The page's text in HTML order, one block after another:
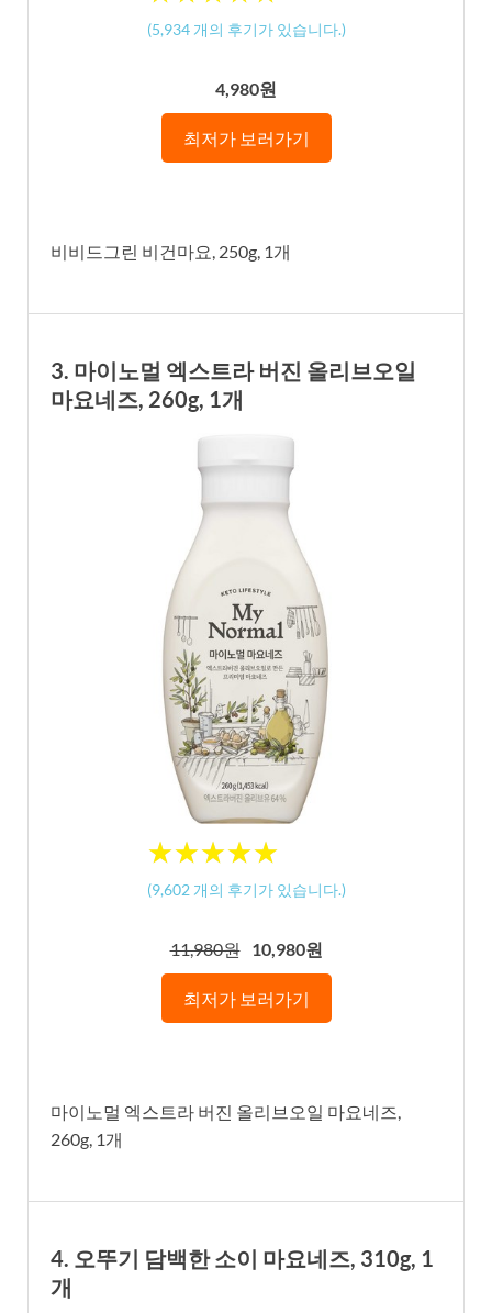
(5,934개의 후기가 있습니다.)
4,980원
최저가 보러가기
비비드그린 비건마요, 250g, 1개
3. 마이노멀 엑스트라 버진 올리브오일
마요네즈, 260g, 1개
★★★★★
★★★★★
(9,602개의 후기가 있습니다.)
11,980원 10,980원
최저가 보러가기
마이노멀 엑스트라 버진 올리브오일 마요네즈,
260g, 1개
4. 오뚜기 담백한 소이 마요네즈, 310g, 1
개